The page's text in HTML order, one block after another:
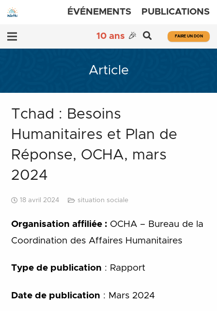
ÉVÉNEMENTS PUBLICATIONS
10 ans 🎉 FAIRE UN DON
Article
Tchad : Besoins
Humanitaires et Plan de
Réponse, OCHA, mars
2024
18 avril 2024 situation sociale
Organisation affiliée : OCHA – Bureau de la
Coordination des Affaires Humanitaires
Type de publication : Rapport
Date de publication : Mars 2024